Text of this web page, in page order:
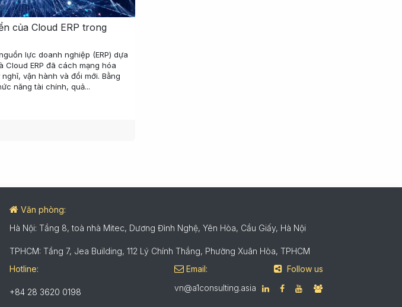
của Cloud ERP trong
lực doanh nghiệp (ERP) dựa
Cloud ERP đã cách mạng hóa
vận hành và đổi mới. Bằng
năng tài chính, quả...
Follow us
Văn phòng:
Hà Nội: Tầng 8, toà nhà Mitec, Dương Đình Nghệ, Yên Hòa, Cầu Giấy, Hà Nội
TPHCM: Tầng 7, Jea Building, 112 Lý Chính Thắng, Phường Xuân Hòa, TPHCM
Email:
vn@a1consulting.asia
Hotline:
+84 28 3620 0198